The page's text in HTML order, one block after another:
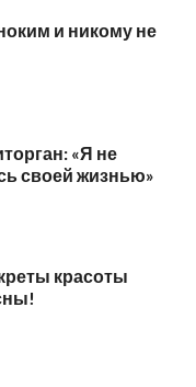
и никому не
«Я не
своей жизнью»
красоты